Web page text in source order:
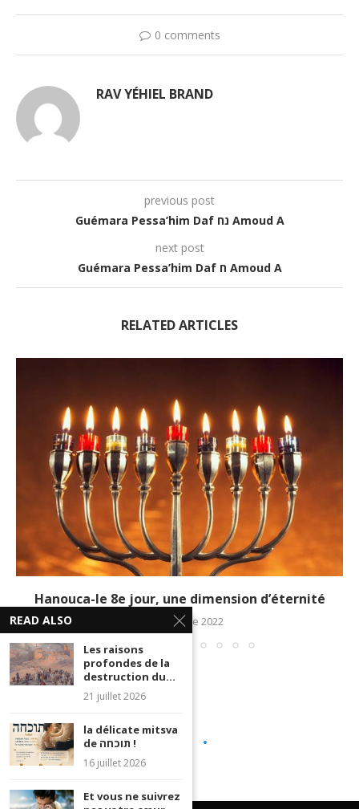
0 comments
RAV YÉHIEL BRAND
previous post
Guémara Pessa’him Daf נח Amoud A
next post
Guémara Pessa’him Daf ח Amoud A
RELATED ARTICLES
Hanouca-le 8e jour, une dimension d’éternité
27 décembre 2022
READ ALSO
Les raisons
profondes de la
destruction du...
21 juillet 2026
la délicate mitsva
de תוכחה !
16 juillet 2026
Et vous ne suivrez